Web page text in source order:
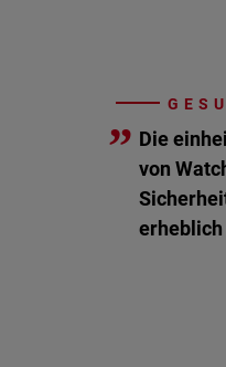
” Die
von
erheblich